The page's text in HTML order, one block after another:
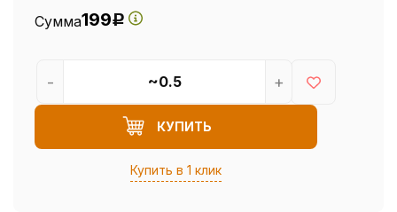
Сумма199Р
КУПИТЬ
Купить в 1 клик
- +